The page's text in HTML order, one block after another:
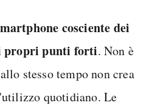
cosciente dei
punti forti. Non è
stesso tempo non crea
quotidiano. Le